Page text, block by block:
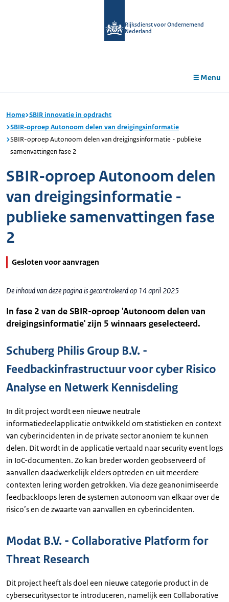
Rijksdienst voor Ondernemend
Nederland
Menu
Home SBIR innovatie in opdracht
SBIR-oproep Autonoom delen van dreigingsinformatie
SBIR-oproep Autonoom delen van dreigingsinformatie - publieke
samenvattingen fase 2
SBIR-oproep Autonoom delen
van dreigingsinformatie -
publieke samenvattingen fase
2
Gesloten voor aanvragen
De inhoud van deze pagina is gecontroleerd op 14 april 2025
In fase 2 van de SBIR-oproep 'Autonoom delen van
dreigingsinformatie' zijn 5 winnaars geselecteerd.
Schuberg Philis Group B.V. -
Feedbackinfrastructuur voor cyber Risico
Analyse en Netwerk Kennisdeling
In dit project wordt een nieuwe neutrale
informatiedeelapplicatie ontwikkeld om statistieken en context
van cyberincidenten in de private sector anoniem te kunnen
delen. Dit wordt in de applicatie vertaald naar security event logs
in IoC-documenten. Zo kan breder worden geobserveerd of
aanvallen daadwerkelijk elders optreden en uit meerdere
contexten lering worden getrokken. Via deze geanonimiseerde
feedbackloops leren de systemen autonoom van elkaar over de
risico’s en de zwaarte van aanvallen en cyberincidenten.
Modat B.V. - Collaborative Platform for
Threat Research
Dit project heeft als doel een nieuwe categorie product in de
cybersecuritysector te introduceren, namelijk een Collaborative